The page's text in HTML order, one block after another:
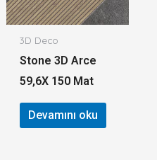
3D Deco
Stone 3D Arce
59,6X 150 Mat
Devamını oku